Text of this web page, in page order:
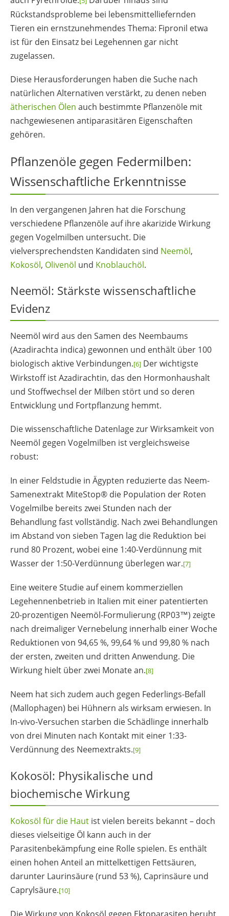
Rückstandsprobleme bei lebensmittelliefernden
Tieren ein ernstzunehmendes Thema: Fipronil etwa
ist für den Einsatz bei Legehennen gar nicht
zugelassen.
Diese Herausforderungen haben die Suche nach
natürlichen Alternativen verstärkt, zu denen neben
ätherischen Ölen auch bestimmte Pflanzenöle mit
nachgewiesenen antiparasitären Eigenschaften
gehören.
Pflanzenöle gegen Federmilben:
Wissenschaftliche Erkenntnisse
In den vergangenen Jahren hat die Forschung
verschiedene Pflanzenöle auf ihre akarizide Wirkung
gegen Vogelmilben untersucht. Die
vielversprechendsten Kandidaten sind Neemöl,
Kokosöl, Olivenöl und Knoblauchöl.
Neemöl: Stärkste wissenschaftliche
Evidenz
Neemöl wird aus den Samen des Neembaums
(Azadirachta indica) gewonnen und enthält über 100
biologisch aktive Verbindungen.[6] Der wichtigste
Wirkstoff ist Azadirachtin, das den Hormonhaushalt
und Stoffwechsel der Milben stört und so deren
Entwicklung und Fortpflanzung hemmt.
Die wissenschaftliche Datenlage zur Wirksamkeit von
Neemöl gegen Vogelmilben ist vergleichsweise
robust:
In einer Feldstudie in Ägypten reduzierte das Neem-
Samenextrakt MiteStop® die Population der Roten
Vogelmilbe bereits zwei Stunden nach der
Behandlung fast vollständig. Nach zwei Behandlungen
im Abstand von sieben Tagen lag die Reduktion bei
rund 80 Prozent, wobei eine 1:40-Verdünnung mit
Wasser der 1:50-Verdünnung überlegen war.[7]
Eine weitere Studie auf einem kommerziellen
Legehennenbetrieb in Italien mit einer patentierten
20-prozentigen Neemöl-Formulierung (RP03™) zeigte
nach dreimaliger Vernebelung innerhalb einer Woche
Reduktionen von 94,65 %, 99,64 % und 99,80 % nach
der ersten, zweiten und dritten Anwendung. Die
Wirkung hielt über zwei Monate an.[8]
Neem hat sich zudem auch gegen Federlings-Befall
(Mallophagen) bei Hühnern als wirksam erwiesen. In
In-vivo-Versuchen starben die Schädlinge innerhalb
von drei Minuten nach Kontakt mit einer 1:33-
Verdünnung des Neemextrakts.[9]
Kokosöl: Physikalische und
biochemische Wirkung
Kokosöl für die Haut ist vielen bereits bekannt – doch
dieses vielseitige Öl kann auch in der
Parasitenbekämpfung eine Rolle spielen. Es enthält
einen hohen Anteil an mittelkettigen Fettsäuren,
darunter Laurinsäure (rund 53 %), Caprinsäure und
Caprylsäure.[10]